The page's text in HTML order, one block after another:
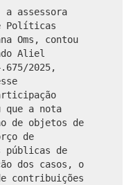
a assessora
Políticas
Oms, contou
Aliel
2025,
que a nota
de objetos de
de
públicas de
dos casos, o
contribuições